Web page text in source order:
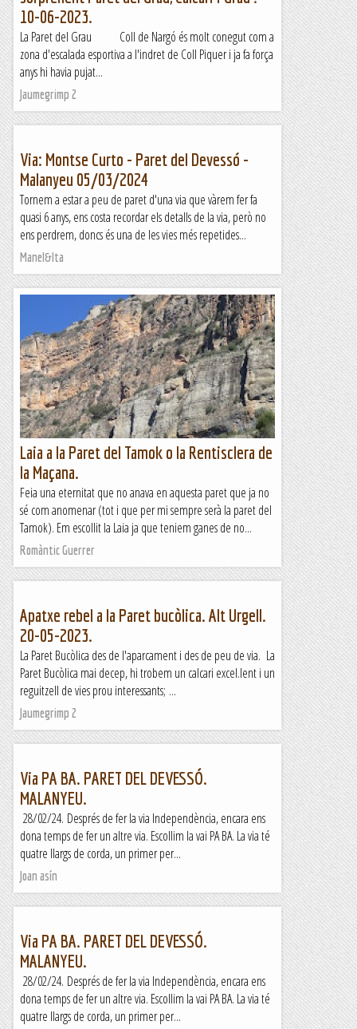
10-06-2023.
La Paret del Grau Coll de Nargó és molt conegut com a
zona d'escalada esportiva a l'indret de Coll Piquer i ja fa força
anys hi havia pujat...
Jaumegrimp 2
Via: Montse Curto - Paret del Devessó -
Malanyeu 05/03/2024
Tornem a estar a peu de paret d'una via que vàrem fer fa
quasi 6 anys, ens costa recordar els detalls de la via, però no
ens perdrem, doncs és una de les vies més repetides...
Manel&Ita
Laia a la Paret del Tamok o la Rentisclera de
la Maçana.
Feia una eternitat que no anava en aquesta paret que ja no
sé com anomenar (tot i que per mi sempre serà la paret del
Tamok). Em escollit la Laia ja que teniem ganes de no...
Romàntic Guerrer
Apatxe rebel a la Paret bucòlica. Alt Urgell.
20-05-2023.
La Paret Bucòlica des de l'aparcament i des de peu de via. La
Paret Bucòlica mai decep, hi trobem un calcari excel.lent i un
reguitzell de vies prou interessants; ...
Jaumegrimp 2
Via PA BA. PARET DEL DEVESSÓ.
MALANYEU.
28/02/24. Després de fer la via Independència, encara ens
dona temps de fer un altre via. Escollim la vai PA BA. La via té
quatre llargs de corda, un primer per...
Joan asín
Via PA BA. PARET DEL DEVESSÓ.
MALANYEU.
28/02/24. Després de fer la via Independència, encara ens
dona temps de fer un altre via. Escollim la vai PA BA. La via té
quatre llargs de corda, un primer per...